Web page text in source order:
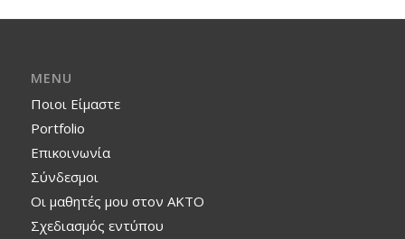
MENU
Ποιοι Είμαστε
Portfolio
Επικοινωνία
Σύνδεσμοι
Οι μαθητές μου στον ΑΚΤΟ
Σχεδιασμός εντύπου